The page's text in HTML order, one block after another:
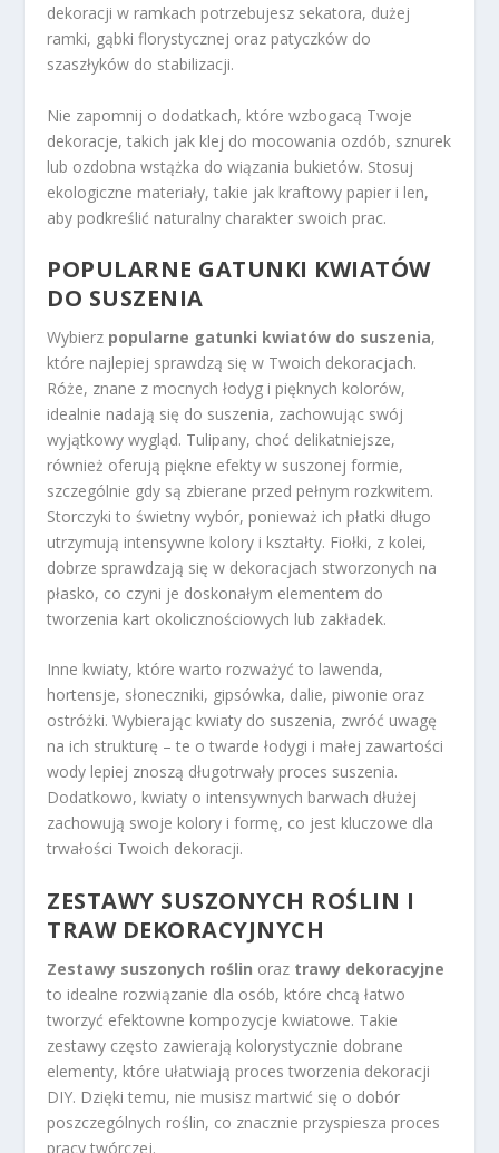
dekoracji w ramkach potrzebujesz sekatora, dużej
ramki, gąbki florystycznej oraz patyczków do
szaszłyków do stabilizacji.
Nie zapomnij o dodatkach, które wzbogacą Twoje
dekoracje, takich jak klej do mocowania ozdób, sznurek
lub ozdobna wstążka do wiązania bukietów. Stosuj
ekologiczne materiały, takie jak kraftowy papier i len,
aby podkreślić naturalny charakter swoich prac.
POPULARNE GATUNKI KWIATÓW
DO SUSZENIA
Wybierz popularne gatunki kwiatów do suszenia,
które najlepiej sprawdzą się w Twoich dekoracjach.
Róże, znane z mocnych łodyg i pięknych kolorów,
idealnie nadają się do suszenia, zachowując swój
wyjątkowy wygląd. Tulipany, choć delikatniejsze,
również oferują piękne efekty w suszonej formie,
szczególnie gdy są zbierane przed pełnym rozkwitem.
Storczyki to świetny wybór, ponieważ ich płatki długo
utrzymują intensywne kolory i kształty. Fiołki, z kolei,
dobrze sprawdzają się w dekoracjach stworzonych na
płasko, co czyni je doskonałym elementem do
tworzenia kart okolicznościowych lub zakładek.
Inne kwiaty, które warto rozważyć to lawenda,
hortensje, słoneczniki, gipsówka, dalie, piwonie oraz
ostróżki. Wybierając kwiaty do suszenia, zwróć uwagę
na ich strukturę – te o twarde łodygi i małej zawartości
wody lepiej znoszą długotrwały proces suszenia.
Dodatkowo, kwiaty o intensywnych barwach dłużej
zachowują swoje kolory i formę, co jest kluczowe dla
trwałości Twoich dekoracji.
ZESTAWY SUSZONYCH ROŚLIN I
TRAW DEKORACYJNYCH
Zestawy suszonych roślin oraz trawy dekoracyjne
to idealne rozwiązanie dla osób, które chcą łatwo
tworzyć efektowne kompozycje kwiatowe. Takie
zestawy często zawierają kolorystycznie dobrane
elementy, które ułatwiają proces tworzenia dekoracji
DIY. Dzięki temu, nie musisz martwić się o dobór
poszczególnych roślin, co znacznie przyspiesza proces
pracy twórczej.